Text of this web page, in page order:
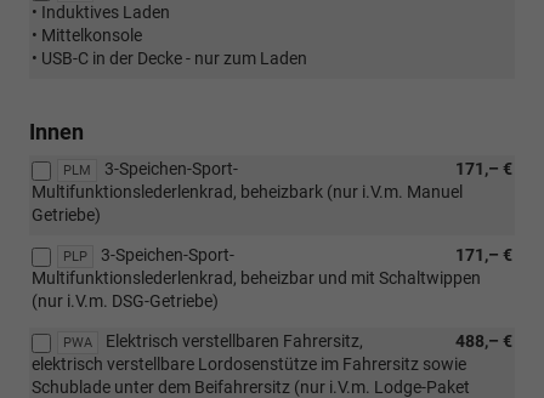
• Induktives Laden
• Mittelkonsole
• USB-C in der Decke - nur zum Laden
Innen
PLM 171,– €
3-Speichen-Sport-
Multifunktionslederlenkrad, beheizbark (nur i.V.m. Manuel
Getriebe)
PLP 171,– €
3-Speichen-Sport-
Multifunktionslederlenkrad, beheizbar und mit Schaltwippen
(nur i.V.m. DSG-Getriebe)
PWA 488,– €
Elektrisch verstellbaren Fahrersitz,
elektrisch verstellbare Lordosenstütze im Fahrersitz sowie
Schublade unter dem Beifahrersitz (nur i.V.m. Lodge-Paket